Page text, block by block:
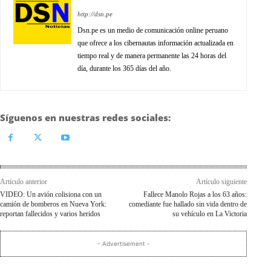
http://dsn.pe
Dsn.pe es un medio de comunicación online peruano
que ofrece a los cibernautas información actualizada en
tiempo real y de manera permanente las 24 horas del
día, durante los 365 días del año.
Síguenos en nuestras redes sociales:
Artículo anterior
VIDEO: Un avión colisiona con un
camión de bomberos en Nueva York:
reportan fallecidos y varios heridos
Artículo siguiente
Fallece Manolo Rojas a los 63 años:
comediante fue hallado sin vida dentro de
su vehículo en La Victoria
- Advertisement -